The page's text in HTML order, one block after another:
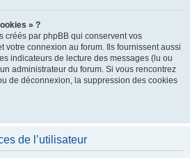
» ?
créés par phpBB qui conservent vos
votre connexion au forum. Ils fournissent aussi
indicateurs de lecture des messages (lu ou
administrateur du forum. Si vous rencontrez
de déconnexion, la suppression des cookies
de l’utilisateur